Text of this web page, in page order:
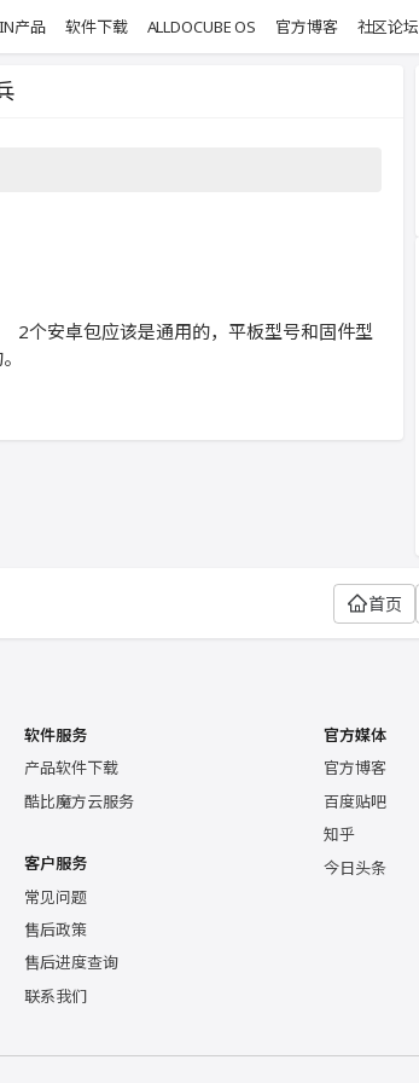
产品 软件下载 ALLDOCUBE OS 官方博客 社区论坛
2个安卓包应该是通用的，平板型号和固件型
首页
软件服务
产品软件下载
酷比魔方云服务
客户服务
常见问题
售后政策
售后进度查询
联系我们
官方媒体
官方博客
百度贴吧
知乎
今日头条